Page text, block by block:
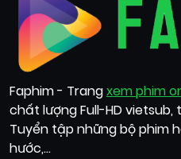
Faphim - Trangxem phim
chất lượng Full-HD
Tuyển tập những bộ phim
hước,...